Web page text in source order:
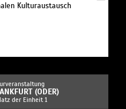
Kulturaustausch
(ODER)
der Einheit 1